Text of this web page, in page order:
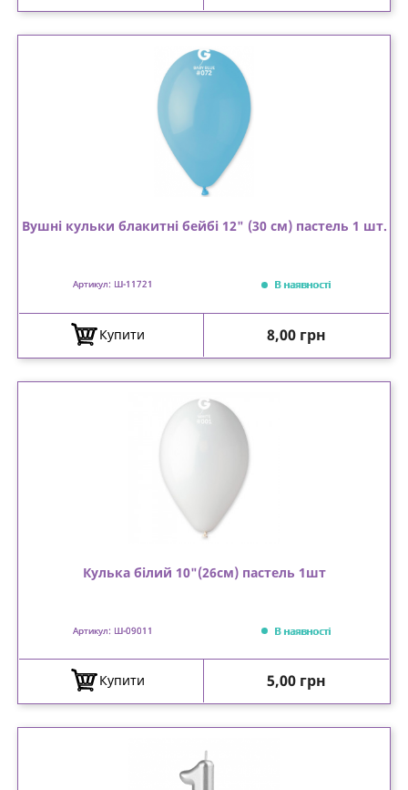
Вушні кульки блакитні бейбі 12" (30 см) пастель 1 шт.
Артикул: Ш-11721 В наявності
Купити Ціна
8,00 грн
Кулька білий 10"(26см) пастель 1шт
Артикул: Ш-09011 В наявності
Купити Ціна
5,00 грн